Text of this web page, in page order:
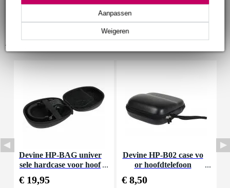
Weigeren
Aanpassen
Accessoires (6)
Devine HP-BAG univer
sele hardcase voor hoof
€ 19,95
Devine HP-B02 case vo
or hoofdtelefoon
€ 8,50